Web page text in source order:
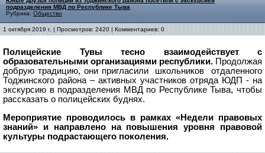
подразделения МВД по Республике Тыва
Рубрика: Общество
1 октября 2019 г. | Просмотров: 2420 | Комментариев: 0
Полицейские Тувы тесно взаимодействует с
образовательными организациями республики. Продолжая
добрую традицию, они пригласили школьников отдаленного
Тоджинского района – активных участников отряда ЮДП - на
экскурсию в подразделения МВД по Республике Тыва, чтобы
рассказать о полицейских буднях.
Мероприятие проводилось в рамках «Недели правовых
знаний» и направлено на повышения уровня правовой
культуры подрастающего поколения.